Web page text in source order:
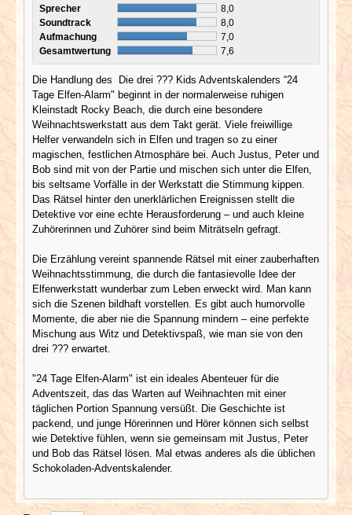
Sprecher
8,0
Soundtrack
8,0
Aufmachung
7,0
Gesamtwertung
7,6
Die Handlung des Die drei ??? Kids Adventskalenders “24
Tage Elfen-Alarm" beginnt in der normalerweise ruhigen
Kleinstadt Rocky Beach, die durch eine besondere
Weihnachtswerkstatt aus dem Takt gerät. Viele freiwillige
Helfer verwandeln sich in Elfen und tragen so zu einer
magischen, festlichen Atmosphäre bei. Auch Justus, Peter und
Bob sind mit von der Partie und mischen sich unter die Elfen,
bis seltsame Vorfälle in der Werkstatt die Stimmung kippen.
Das Rätsel hinter den unerklärlichen Ereignissen stellt die
Detektive vor eine echte Herausforderung – und auch kleine
Zuhörerinnen und Zuhörer sind beim Miträtseln gefragt.
Die Erzählung vereint spannende Rätsel mit einer zauberhaften
Weihnachtsstimmung, die durch die fantasievolle Idee der
Elfenwerkstatt wunderbar zum Leben erweckt wird. Man kann
sich die Szenen bildhaft vorstellen. Es gibt auch humorvolle
Momente, die aber nie die Spannung mindern – eine perfekte
Mischung aus Witz und Detektivspaß, wie man sie von den
drei ??? erwartet.
"24 Tage Elfen-Alarm" ist ein ideales Abenteuer für die
Adventszeit, das das Warten auf Weihnachten mit einer
täglichen Portion Spannung versüßt. Die Geschichte ist
packend, und junge Hörerinnen und Hörer können sich selbst
wie Detektive fühlen, wenn sie gemeinsam mit Justus, Peter
und Bob das Rätsel lösen. Mal etwas anderes als die üblichen
Schokoladen-Adventskalender.